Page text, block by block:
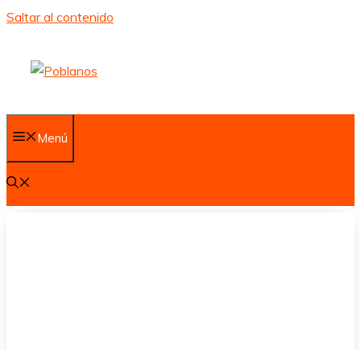
Saltar al contenido
Menú